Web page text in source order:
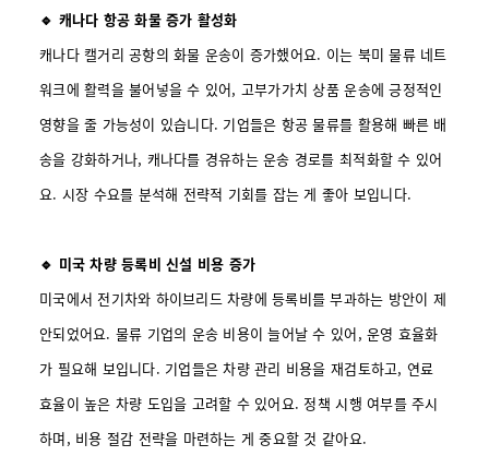
🔹 캐나다 항공 화물 증가 활성화
캐나다 캘거리 공항의 화물 운송이 증가했어요. 이는 북미 물류 네트
워크에 활력을 불어넣을 수 있어, 고부가가치 상품 운송에 긍정적인
영향을 줄 가능성이 있습니다. 기업들은 항공 물류를 활용해 빠른 배
송을 강화하거나, 캐나다를 경유하는 운송 경로를 최적화할 수 있어
요. 시장 수요를 분석해 전략적 기회를 잡는 게 좋아 보입니다.
🔹 미국 차량 등록비 신설 비용 증가
미국에서 전기차와 하이브리드 차량에 등록비를 부과하는 방안이 제
안되었어요. 물류 기업의 운송 비용이 늘어날 수 있어, 운영 효율화
가 필요해 보입니다. 기업들은 차량 관리 비용을 재검토하고, 연료
효율이 높은 차량 도입을 고려할 수 있어요. 정책 시행 여부를 주시
하며, 비용 절감 전략을 마련하는 게 중요할 것 같아요.